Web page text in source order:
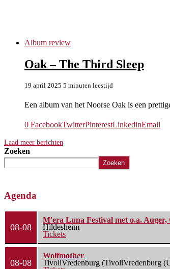
Album review
Oak – The Third Sleep
19 april 2025 5 minuten leestijd
Een album van het Noorse Oak is een
0 FacebookTwitterPinterestLinkedinEmail
Laad meer berichten
Zoeken
Zoeken
Agenda
08-08
M'era Luna Festival met o.a.
Hildesheim
Tickets
08-08
Wolfmother
TivoliVredenburg (TivoliVredenburg